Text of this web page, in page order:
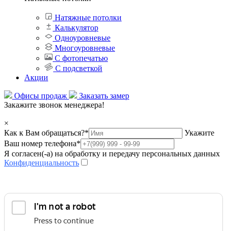
Натяжные потолки
Калькулятор
Одноуровневые
Многоуровневые
С фотопечатью
С подсветкой
Акции
Офисы продаж
Заказать замер
Закажите звонок менеджера!
×
Как к Вам обращаться?*
Укажите
Ваш номер телефона*
Я согласен(-а) на обработку и передачу персональных данных
Конфиденциальность